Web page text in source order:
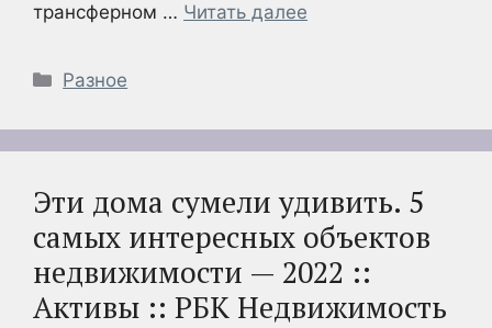
трансферном … Читать далее
Рубрики
Разное
Эти дома сумели удивить. 5
самых интересных объектов
недвижимости — 2022 ::
Активы :: РБК Недвижимость